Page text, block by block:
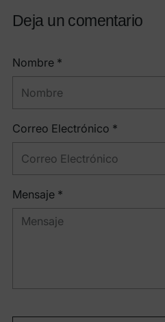
Deja un comentario
Nombre *
Correo Electrónico *
Mensaje *